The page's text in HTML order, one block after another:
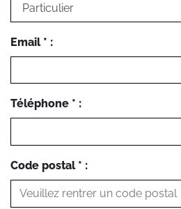
Email * :
Téléphone * :
Code postal * :